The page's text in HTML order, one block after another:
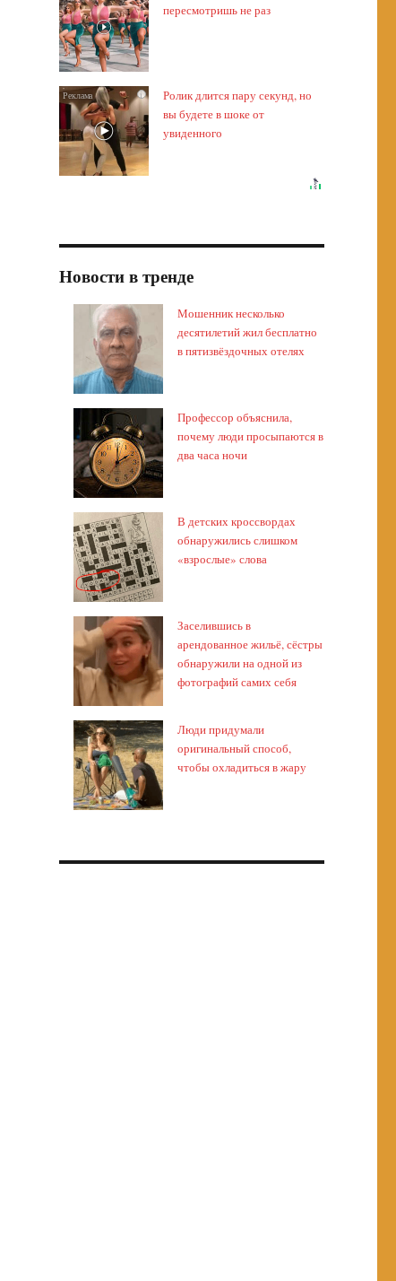
пересмотришь не раз
i
Ролик длится пару секунд, но
вы будете в шоке от
увиденного
Новости в тренде
Мошенник несколько
десятилетий жил бесплатно
в пятизвёздочных отелях
Профессор объяснила,
почему люди просыпаются в
два часа ночи
В детских кроссвордах
обнаружились слишком
«взрослые» слова
Заселившись в
арендованное жильё, сёстры
обнаружили на одной из
фотографий самих себя
Люди придумали
оригинальный способ,
чтобы охладиться в жару